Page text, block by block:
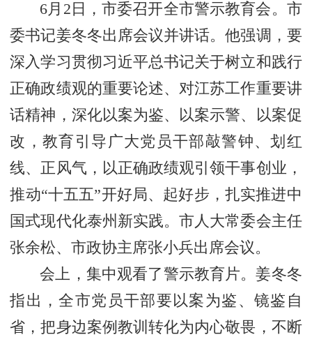
6月2日，市委召开全市警示教育会。市
委书记姜冬冬出席会议并讲话。他强调，要
深入学习贯彻习近平总书记关于树立和践行
正确政绩观的重要论述、对江苏工作重要讲
话精神，深化以案为鉴、以案示警、以案促
改，教育引导广大党员干部敲警钟、划红
线、正风气，以正确政绩观引领干事创业，
推动“十五五”开好局、起好步，扎实推进中
国式现代化泰州新实践。市人大常委会主任
张余松、市政协主席张小兵出席会议。
会上，集中观看了警示教育片。姜冬冬
指出，全市党员干部要以案为鉴、镜鉴自
省，把身边案例教训转化为内心敬畏，不断